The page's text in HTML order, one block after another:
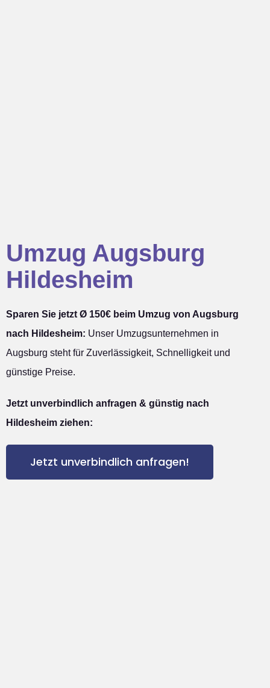
Umzug Augsburg
Hildesheim
Sparen Sie jetzt Ø 150€ beim Umzug von Augsburg
nach Hildesheim: Unser Umzugsunternehmen in
Augsburg steht für Zuverlässigkeit, Schnelligkeit und
günstige Preise.
Jetzt unverbindlich anfragen & günstig nach
Hildesheim ziehen:
Jetzt unverbindlich anfragen!